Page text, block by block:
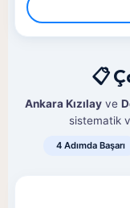
📋
Ankara Kızılay ve
sistematik
4 Adımda Başarı